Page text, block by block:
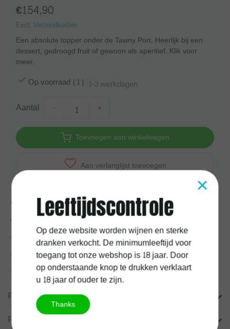
€154,90
Excl. Verzendkosten
Een absolute topper onder de Tawny Port. Heerlijk bij een
dessert, gedroogd fruit of gewoon als aperitief. Klik voor
meer.
Op voorraad (1) 1-3 werkdagen
Aantal +
Toevoegen aan winkelwagen
Aan verlanglijst toevoegen
17:00uur besteld, vandaag verzonden
kurkgarantie
100%Belgischeonderneming
Gratis verzending vanaf60 euro
Meer informatie?Neem contact op over dit product
Productomschrijving
Product informatie
×
Leeftijdscontrole
Op deze website worden wijnen en sterke
dranken verkocht. De minimumleeftijd voor
toegang tot onze webshop is 18 jaar. Door
op onderstaande knop te drukken verklaart
u 18 jaar of ouder te zijn.
Thanks